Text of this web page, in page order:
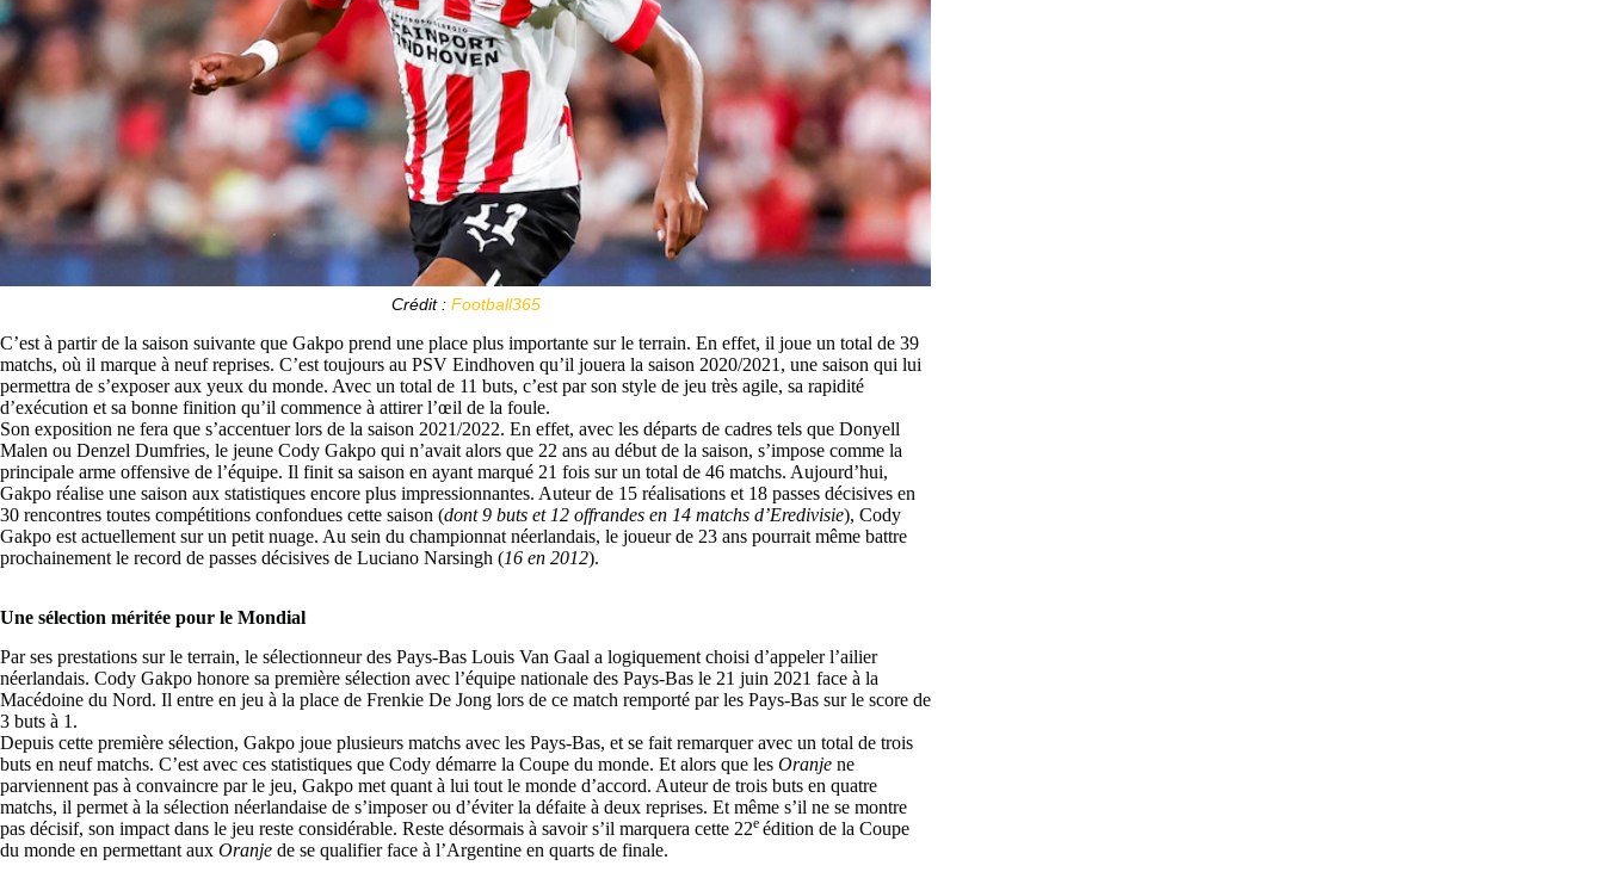
Crédit : Football365
C’est à partir de la saison suivante que Gakpo prend une place plus importante sur le terrain. En effet, il joue un total de 39
matchs, où il marque à neuf reprises. C’est toujours au PSV Eindhoven qu’il jouera la saison 2020/2021, une saison qui lui
permettra de s’exposer aux yeux du monde. Avec un total de 11 buts, c’est par son style de jeu très agile, sa rapidité
d’exécution et sa bonne finition qu’il commence à attirer l’œil de la foule.
Son exposition ne fera que s’accentuer lors de la saison 2021/2022. En effet, avec les départs de cadres tels que Donyell
Malen ou Denzel Dumfries, le jeune Cody Gakpo qui n’avait alors que 22 ans au début de la saison, s’impose comme la
principale arme offensive de l’équipe. Il finit sa saison en ayant marqué 21 fois sur un total de 46 matchs. Aujourd’hui,
Gakpo réalise une saison aux statistiques encore plus impressionnantes. Auteur de 15 réalisations et 18 passes décisives en
30 rencontres toutes compétitions confondues cette saison (dont 9 buts et 12 offrandes en 14 matchs d’Eredivisie), Cody
Gakpo est actuellement sur un petit nuage. Au sein du championnat néerlandais, le joueur de 23 ans pourrait même battre
prochainement le record de passes décisives de Luciano Narsingh (16 en 2012).
Une sélection méritée pour le Mondial
Par ses prestations sur le terrain, le sélectionneur des Pays-Bas Louis Van Gaal a logiquement choisi d’appeler l’ailier
néerlandais. Cody Gakpo honore sa première sélection avec l’équipe nationale des Pays-Bas le 21 juin 2021 face à la
Macédoine du Nord. Il entre en jeu à la place de Frenkie De Jong lors de ce match remporté par les Pays-Bas sur le score de
3 buts à 1.
Depuis cette première sélection, Gakpo joue plusieurs matchs avec les Pays-Bas, et se fait remarquer avec un total de trois
buts en neuf matchs. C’est avec ces statistiques que Cody démarre la Coupe du monde. Et alors que les Oranje ne
parviennent pas à convaincre par le jeu, Gakpo met quant à lui tout le monde d’accord. Auteur de trois buts en quatre
matchs, il permet à la sélection néerlandaise de s’imposer ou d’éviter la défaite à deux reprises. Et même s’il ne se montre
pas décisif, son impact dans le jeu reste considérable. Reste désormais à savoir s’il marquera cette 22e édition de la Coupe
du monde en permettant aux Oranje de se qualifier face à l’Argentine en quarts de finale.